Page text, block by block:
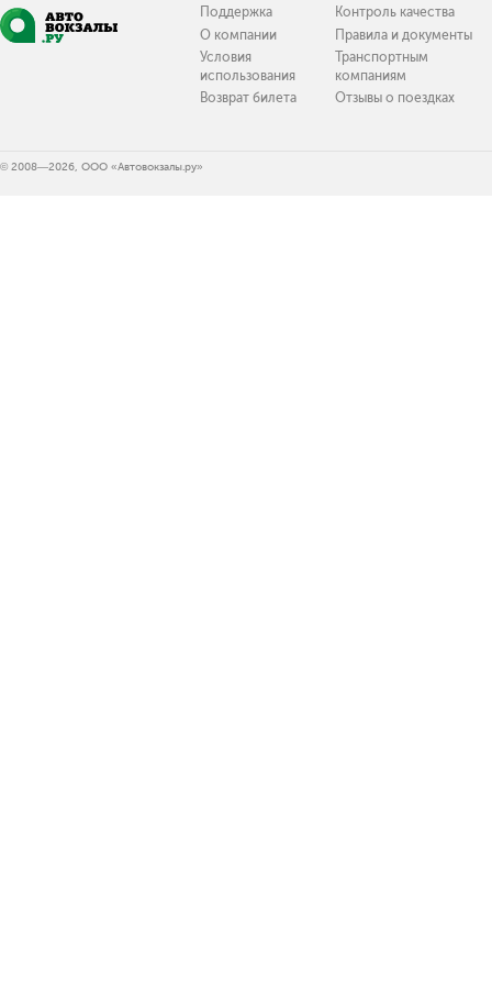
Поддержка
О компании
Условия
использования
Возврат билета
Контроль качества
Правила и документы
Транспортным
компаниям
Отзывы о поездках
© 2008—2026, ООО «Автовокзалы.ру»